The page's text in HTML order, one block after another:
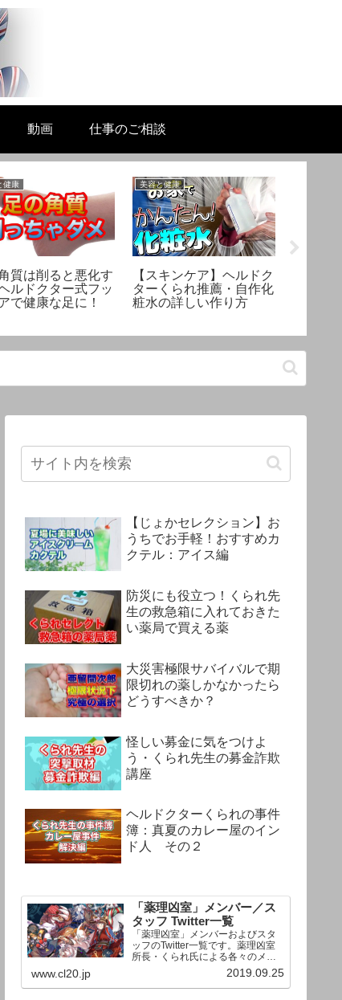
動画 仕事のご相談
健康
質は削ると悪化す
ルドクター式フッ
で健康な足に！
美容と健康
【スキンケア】ヘルドク
ターくられ推薦・自作化
粧水の詳しい作り方
【じょかセレクション】お
うちでお手軽！おすすめカ
クテル：アイス編
防災にも役立つ！くられ先
生の救急箱に入れておきた
い薬局で買える薬
大災害極限サバイバルで期
限切れの薬しかなかったら
どうすべきか？
怪しい募金に気をつけよ
う・くられ先生の募金詐欺
講座
ヘルドクターくられの事件
簿：真夏のカレー屋のイン
ド人 その２
「薬理凶室」メンバー／ス
タッフ Twitter一覧
「薬理凶室」メンバーおよびスタ
ッフのTwitter一覧です。薬理凶室
所長・くられ氏による各々のメン
バーの一言紹介付き。Twitterへの
リンクの下にあるフォローボタン
を押すとそのままフォローできま
www.cl20.jp 2019.09.25